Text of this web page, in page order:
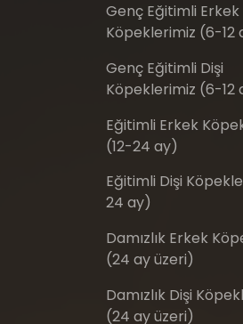
Genç Eğitimli Erkek
Köpeklerimiz (6-12
Genç Eğitimli Dişi
Köpeklerimiz (6-12
Eğitimli Erkek
(12-24 ay)
Eğitimli Dişi
24 ay)
Damızlık Erkek
(24 ay üzeri)
Damızlık Dişi
(24 ay üzeri)